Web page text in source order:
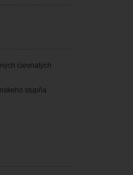
cievnatých
stupňa